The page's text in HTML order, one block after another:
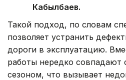
Кабылбаев.
Такой подход, по словам
позволяет устранить
дороги в эксплуатацию.
работы нередко совпадают
сезоном, что вызывает